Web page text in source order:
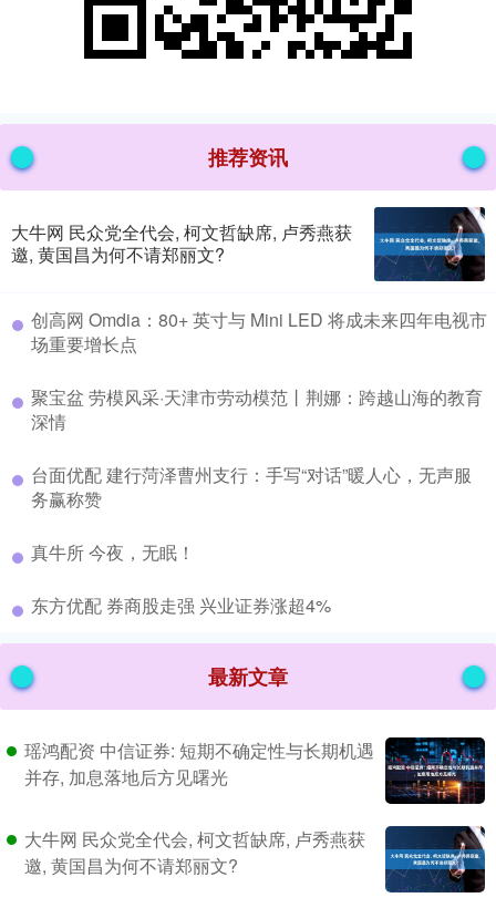
推荐资讯
大牛网 民众党全代会, 柯文哲缺席, 卢秀燕获
邀, 黄国昌为何不请郑丽文?
​创高网 Omdia：80+ 英寸与 Mini LED 将成未来四年电视市
场重要增长点
​聚宝盆 劳模风采·天津市劳动模范丨荆娜：跨越山海的教育
深情
​台面优配 建行菏泽曹州支行：手写“对话”暖人心，无声服
务赢称赞
​真牛所 今夜，无眠！
​东方优配 券商股走强 兴业证券涨超4%
最新文章
瑶鸿配资 中信证券: 短期不确定性与长期机遇
并存, 加息落地后方见曙光
大牛网 民众党全代会, 柯文哲缺席, 卢秀燕获
邀, 黄国昌为何不请郑丽文?